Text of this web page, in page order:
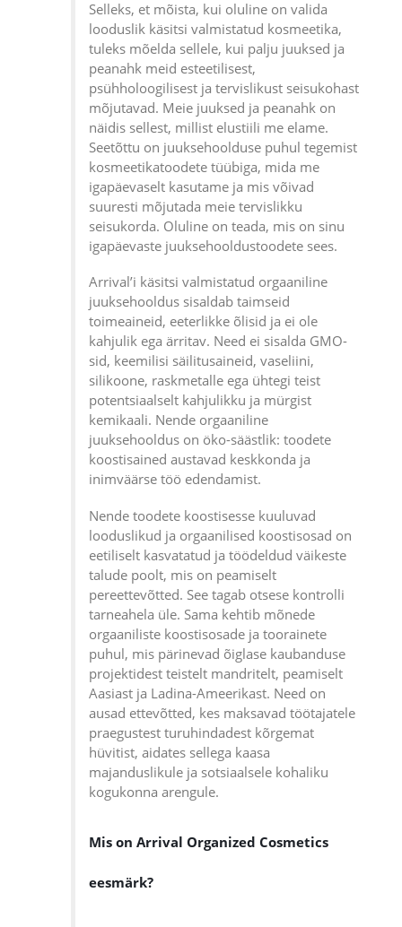
Selleks, et mõista, kui oluline on valida
looduslik käsitsi valmistatud kosmeetika,
tuleks mõelda sellele, kui palju juuksed ja
peanahk meid esteetilisest,
psühholoogilisest ja tervislikust seisukohast
mõjutavad. Meie juuksed ja peanahk on
näidis sellest, millist elustiili me elame.
Seetõttu on juuksehoolduse puhul tegemist
kosmeetikatoodete tüübiga, mida me
igapäevaselt kasutame ja mis võivad
suuresti mõjutada meie tervislikku
seisukorda. Oluline on teada, mis on sinu
igapäevaste juuksehooldustoodete sees.
Arrival’i käsitsi valmistatud orgaaniline
juuksehooldus sisaldab taimseid
toimeaineid, eeterlikke õlisid ja ei ole
kahjulik ega ärritav. Need ei sisalda GMO-
sid, keemilisi säilitusaineid, vaseliini,
silikoone, raskmetalle ega ühtegi teist
potentsiaalselt kahjulikku ja mürgist
kemikaali. Nende orgaaniline
juuksehooldus on öko-säästlik: toodete
koostisained austavad keskkonda ja
inimväärse töö edendamist.
Nende toodete koostisesse kuuluvad
looduslikud ja orgaanilised koostisosad on
eetiliselt kasvatatud ja töödeldud väikeste
talude poolt, mis on peamiselt
pereettevõtted. See tagab otsese kontrolli
tarneahela üle. Sama kehtib mõnede
orgaaniliste koostisosade ja toorainete
puhul, mis pärinevad õiglase kaubanduse
projektidest teistelt mandritelt, peamiselt
Aasiast ja Ladina-Ameerikast. Need on
ausad ettevõtted, kes maksavad töötajatele
praegustest turuhindadest kõrgemat
hüvitist, aidates sellega kaasa
majanduslikule ja sotsiaalsele kohaliku
kogukonna arengule.
Mis on Arrival Organized Cosmetics
eesmärk?